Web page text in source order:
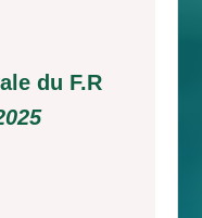
du F.R